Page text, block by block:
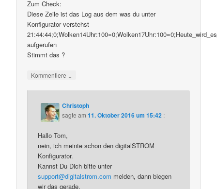
Zum Check:
Diese Zeile ist das Log aus dem was du unter
Konfigurator verstehst
aufgerufen
Stimmt das ?
Kommentiere ↓
Christoph
sagte am11. Oktober 2016 um 15:42 :
Hallo Tom,
nein, ich meinte schon den digitalSTROM
Konfigurator.
Kannst Du Dich bitte unter
support@digitalstrom.com melden, dann biegen
wir das gerade.